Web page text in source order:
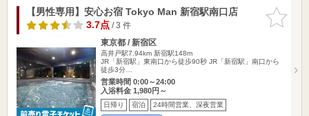
お気に入
りに追加
【男性専用】安心お宿 Tokyo Man 新宿駅南口店
3.7点/ 3 件
東京都 / 新宿区
高井戸駅7.94km 新宿駅148m
JR「新宿駅」東南口から徒歩90秒 JR「新宿駅」南口から
徒歩3分…
営業時間 0:00～24:00
入浴料金 1,980円～
日帰り 宿泊 24時間営業、深夜営業